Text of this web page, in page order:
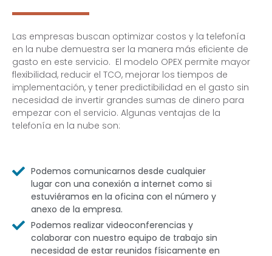
Las empresas buscan optimizar costos y la telefonía
en la nube demuestra ser la manera más eficiente de
gasto en este servicio. El modelo OPEX permite mayor
flexibilidad, reducir el TCO, mejorar los tiempos de
implementación, y tener predictibilidad en el gasto sin
necesidad de invertir grandes sumas de dinero para
empezar con el servicio. Algunas ventajas de la
telefonía en la nube son:
Podemos comunicarnos desde cualquier
lugar con una conexión a internet como si
estuviéramos en la oficina con el número y
anexo de la empresa.
Podemos realizar videoconferencias y
colaborar con nuestro equipo de trabajo sin
necesidad de estar reunidos físicamente en